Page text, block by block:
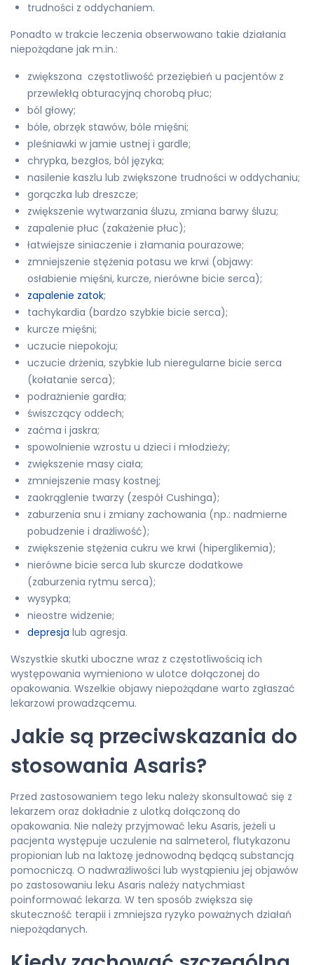
trudności z oddychaniem.
Ponadto w trakcie leczenia obserwowano takie działania
niepożądane jak m.in.:
zwiększona częstotliwość przeziębień u pacjentów z
przewlekłą obturacyjną chorobą płuc;
ból głowy;
bóle, obrzęk stawów, bóle mięśni;
pleśniawki w jamie ustnej i gardle;
chrypka, bezgłos, ból języka;
nasilenie kaszlu lub zwiększone trudności w oddychaniu;
gorączka lub dreszcze;
zwiększenie wytwarzania śluzu, zmiana barwy śluzu;
zapalenie płuc (zakażenie płuc);
łatwiejsze siniaczenie i złamania pourazowe;
zmniejszenie stężenia potasu we krwi (objawy:
osłabienie mięśni, kurcze, nierówne bicie serca);
zapalenie zatok;
tachykardia (bardzo szybkie bicie serca);
kurcze mięśni;
uczucie niepokoju;
uczucie drżenia, szybkie lub nieregularne bicie serca
(kołatanie serca);
podrażnienie gardła;
świszczący oddech;
zaćma i jaskra;
spowolnienie wzrostu u dzieci i młodzieży;
zwiększenie masy ciała;
zmniejszenie masy kostnej;
zaokrąglenie twarzy (zespół Cushinga);
zaburzenia snu i zmiany zachowania (np.: nadmierne
pobudzenie i drażliwość);
zwiększenie stężenia cukru we krwi (hiperglikemia);
nierówne bicie serca lub skurcze dodatkowe
(zaburzenia rytmu serca);
wysypka;
nieostre widzenie;
depresja lub agresja.
Wszystkie skutki uboczne wraz z częstotliwością ich
występowania wymieniono w ulotce dołączonej do
opakowania. Wszelkie objawy niepożądane warto zgłaszać
lekarzowi prowadzącemu.
Jakie są przeciwskazania do
stosowania Asaris?
Przed zastosowaniem tego leku należy skonsultować się z
lekarzem oraz dokładnie z ulotką dołączoną do
opakowania. Nie należy przyjmować leku Asaris, jeżeli u
pacjenta występuje uczulenie na salmeterol, flutykazonu
propionian lub na laktozę jednowodną będącą substancją
pomocniczą. O nadwrażliwości lub wystąpieniu jej objawów
po zastosowaniu leku Asaris należy natychmiast
poinformować lekarza. W ten sposób zwiększa się
skuteczność terapii i zmniejsza ryzyko poważnych działań
niepożądanych.